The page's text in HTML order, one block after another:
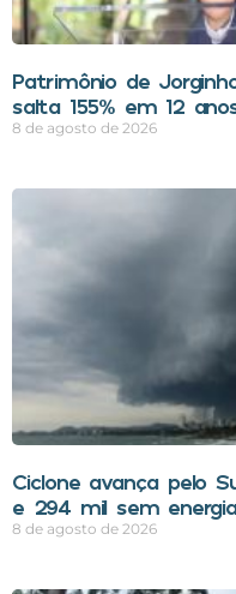
Patrimônio de
salta 155% em 12
8 de agosto de 2026
Ciclone avança pelo
e 294 mil sem
8 de agosto de 2026